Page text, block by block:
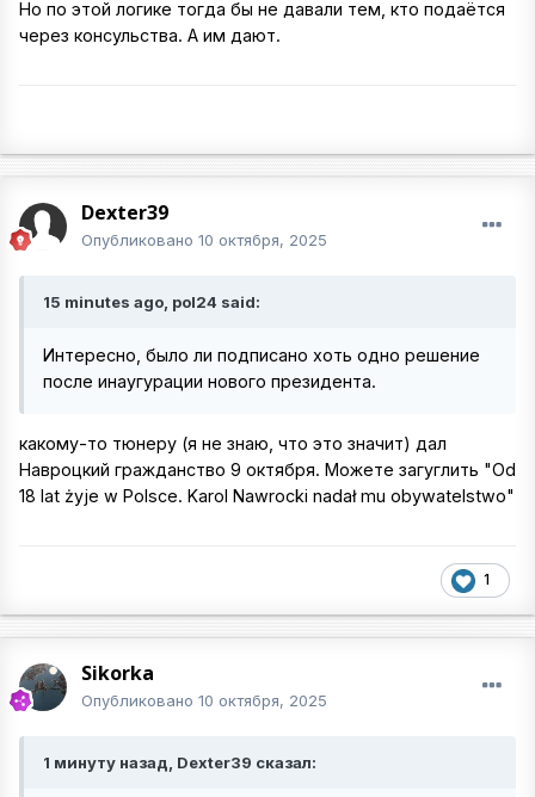
Но по этой логике тогда бы не давали тем, кто подаётся
через консульства. А им дают.
Dexter39
Опубликовано 10 октября, 2025
15 minutes ago, pol24 said:
Интересно, было ли подписано хоть одно решение
после инаугурации нового президента.
какому-то тюнеру (я не знаю, что это значит) дал
Навроцкий гражданство 9 октября. Можете загуглить "Od
18 lat żyje w Polsce. Karol Nawrocki nadał mu obywatelstwo"
1
Sikorka
Опубликовано 10 октября, 2025
1 минуту назад, Dexter39 сказал: